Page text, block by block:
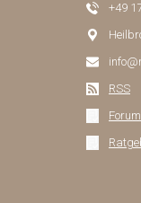
+49
RSS
Forum